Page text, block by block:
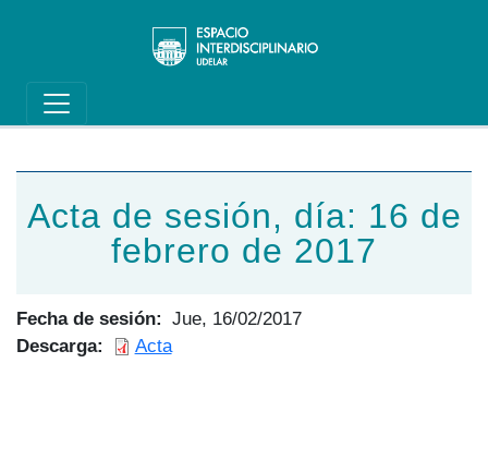
Main navigation
Acta de sesión, día: 16 de
febrero de 2017
Fecha de sesión
Jue, 16/02/2017
Descarga
Acta